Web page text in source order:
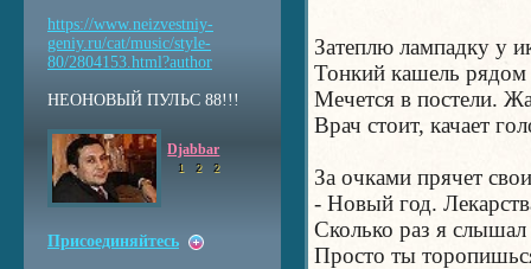
Затеплю лампадку у
Тонкий кашель рядом
Мечется в постели.
Врач стоит, качает
За очками прячет
- Новый год.
Сколько раз я слышал
Просто ты
https://www.neizvestniy-
geniy.ru/cat/music/style-
80/2804153.html?author
НЕОНОВЫЙ ПУЛЬС 88!!!
Djabbar
1 2 2
Присоединяйтесь